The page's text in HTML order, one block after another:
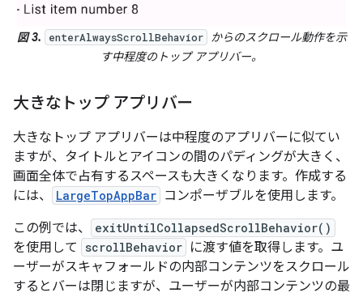
図 3. enterAlwaysScrollBehavior
からのスクロール動作を示
す中程度のトップ アプリバー。
大きなトップ アプリバー
大きなトップ アプリバーは中程度のアプリバーに似てい
ますが、タイトルとアイコンの間のパディングが大きく、
画面全体で占有するスペースも大きくなります。作成する
には、
LargeTopAppBar コンポーザブルを使用します。
この例では、
exitUntilCollapsedScrollBehavior()
を使用して scrollBehavior に渡す値を取得します。ユ
ーザーがスキャフォールドの内部コンテンツをスクロール
するとバーは閉じますが、ユーザーが内部コンテンツの最